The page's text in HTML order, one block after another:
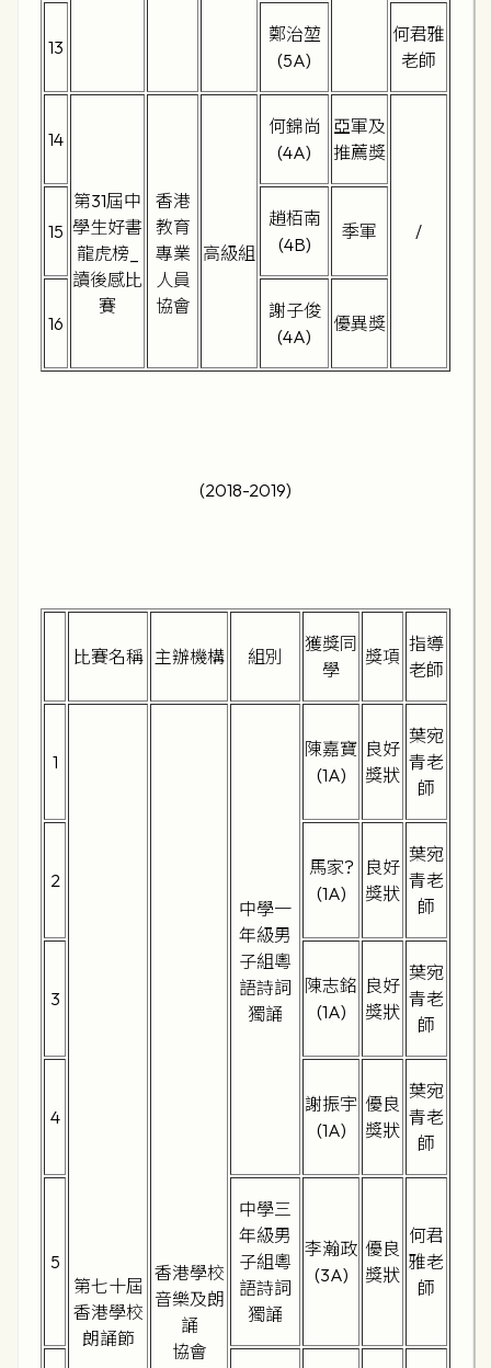
13
鄭治堃
(5A)
何君雅
老師
14
第31屆中
學生好書
龍虎榜_
讀後感比
賽
香港
教育
專業
人員
協會
高級組
何錦尚
(4A)
亞軍及
推薦獎
/
15
趙栢南
(4B)
季軍
16
謝子俊
(4A)
優異獎
(2018-2019)
比賽名稱 主辦機構 組別
獲獎同
學
獎項
指導
老師
1
第七十屆
香港學校
朗誦節
香港學校
音樂及朗
誦
協會
中學一
年級男
子組粵
語詩詞
獨誦
陳嘉寶
(1A)
良好
獎狀
葉宛
青老
師
2
馬家?
(1A)
良好
獎狀
葉宛
青老
師
3
陳志銘
(1A)
良好
獎狀
葉宛
青老
師
4
謝振宇
(1A)
優良
獎狀
葉宛
青老
師
5
中學三
年級男
子組粵
語詩詞
獨誦
李瀚政
(3A)
優良
獎狀
何君
雅老
師